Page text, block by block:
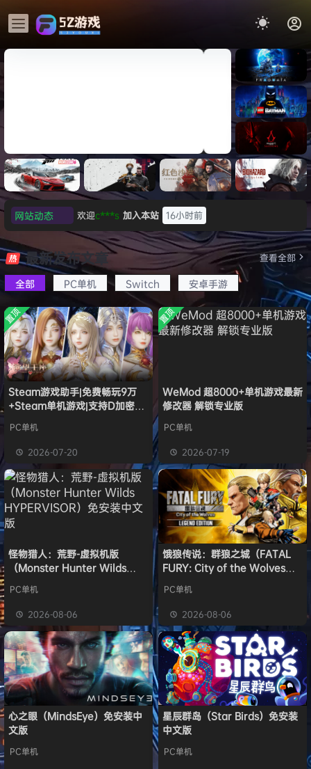
007 初露锋芒（007 First
Light ）免安装中文版
《识质存
在/PRAG
MATA》
免安装中
文版
《乐高蝙
蝠侠：黑
暗骑士之
Legacy
of the
Dark
Knight》
免安装中
文版
影/Assas
sin’s
Creed
Shadow
s》免安装
版，非虚
拟机
极限竞
速：地平
线
6（Forza
Horizon
6）免安装
中文版
《原子之
心/Atomi
c
Heart》
免安装中
文版
红色沙漠-
虚拟机版
（Crimso
n Desert
HYPERVI
SOR）免
安装中文
版
生化危机
9：安魂
曲
（Reside
nt Evil
Requiem
）免安装
中文版
网站动态 欢迎c***s 加入本站 16小时前
欢迎V****y 加入本站 18小时前
欢迎 j***j 加入本站 19小时前
欢迎1******4 加入本站 8月5日
l***g
签到获取 28 点积分 8月5日
签到获取 点积分
8月4日
欢迎w******g 加入本站 8月4日
欢迎Z******U 加入本站
8月4日
欢迎k******2 加入本站
欢迎C****i 加入本站
欢迎Q*H 加入本站
14小时前
欢迎e******i 加入本站 14小时前
39 点积分
加入本站 15小时前
最新发布文章
全部 PC单机 Switch 安卓手游
查看全部
置顶
Steam游戏助手|免费畅玩9万
+Steam单机游戏|支持D加密以
PC单机
2026-07-20
置顶
WeMod 超8000+单机游戏最新
修改器 解锁专业版
PC单机
2026-07-19
怪物猎人：荒野-虚拟机版
（Monster Hunter Wilds
PC单机
2026-08-06
饿狼传说：群狼之城（FATAL
FURY: City of the Wolves）
PC单机
2026-08-06
心之眼（MindsEye）免安装中
文版
PC单机
星辰群岛（Star Birds）免安装
中文版
PC单机